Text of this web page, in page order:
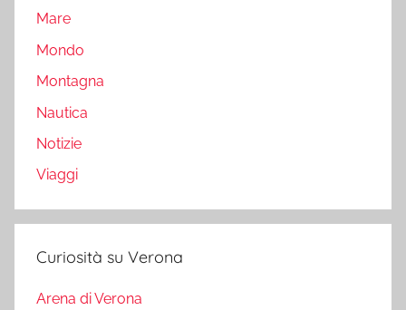
Mare
Mondo
Montagna
Nautica
Notizie
Viaggi
Curiosità su Verona
Arena di Verona